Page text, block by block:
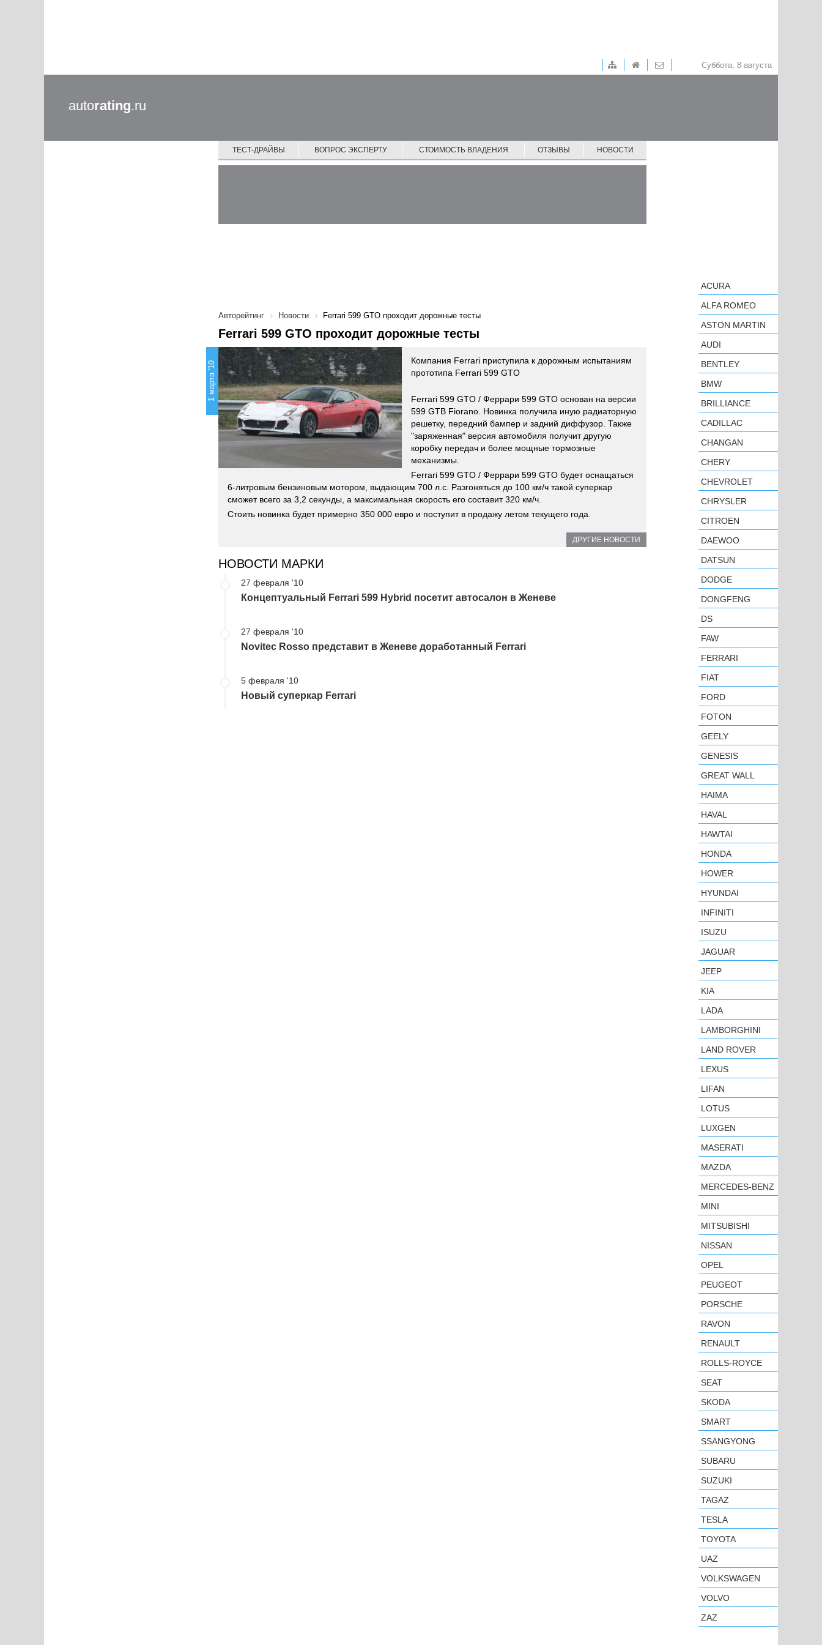
Суббота, 8 августа
autorating.ru
ТЕСТ-ДРАЙВЫ ВОПРОС ЭКСПЕРТУ СТОИМОСТЬ ВЛАДЕНИЯ ОТЗЫВЫ НОВОСТИ
Авторейтинг Новости Ferrari 599 GTO проходит дорожные тесты
Ferrari 599 GTO проходит дорожные тесты
1 марта '10
Компания Ferrari приступила к дорожным испытаниям
прототипа Ferrari 599 GTO
Ferrari 599 GTO / Феррари 599 GTO основан на версии
599 GTB Fiorano. Новинка получила иную радиаторную
решетку, передний бампер и задний диффузор. Также
"заряженная" версия автомобиля получит другую
коробку передач и более мощные тормозные
механизмы.
Ferrari 599 GTO / Феррари 599 GTO будет оснащаться
6-литровым бензиновым мотором, выдающим 700 л.с. Разгоняться до 100 км/ч такой суперкар
сможет всего за 3,2 секунды, а максимальная скорость его составит 320 км/ч.
Стоить новинка будет примерно 350 000 евро и поступит в продажу летом текущего года.
ДРУГИЕ НОВОСТИ
НОВОСТИ МАРКИ
27 февраля '10
Концептуальный Ferrari 599 Hybrid посетит автосалон в Женеве
27 февраля '10
Novitec Rosso представит в Женеве доработанный Ferrari
5 февраля '10
Новый суперкар Ferrari
ACURA
ALFA ROMEO
ASTON MARTIN
AUDI
BENTLEY
BMW
BRILLIANCE
CADILLAC
CHANGAN
CHERY
CHEVROLET
CHRYSLER
CITROEN
DAEWOO
DATSUN
DODGE
DONGFENG
DS
FAW
FERRARI
FIAT
FORD
FOTON
GEELY
GENESIS
GREAT WALL
HAIMA
HAVAL
HAWTAI
HONDA
HOWER
HYUNDAI
INFINITI
ISUZU
JAGUAR
JEEP
KIA
LADA
LAMBORGHINI
LAND ROVER
LEXUS
LIFAN
LOTUS
LUXGEN
MASERATI
MAZDA
MERCEDES-BENZ
MINI
MITSUBISHI
NISSAN
OPEL
PEUGEOT
PORSCHE
RAVON
RENAULT
ROLLS-ROYCE
SEAT
SKODA
SMART
SSANGYONG
SUBARU
SUZUKI
TAGAZ
TESLA
TOYOTA
UAZ
VOLKSWAGEN
VOLVO
ZAZ